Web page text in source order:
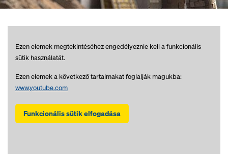
Ezen elemek megtekintéséhez engedélyeznie kell a funkcionális
sütik használatát.
Ezen elemek a következő tartalmakat foglalják magukba:
www.youtube.com
Funkcionális sütik elfogadása